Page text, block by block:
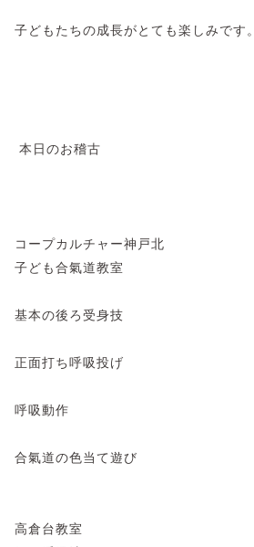
子どもたちの成長がとても楽しみです。
本日のお稽古
コープカルチャー神戸北
子ども合氣道教室
基本の後ろ受身技
正面打ち呼吸投げ
呼吸動作
合氣道の色当て遊び
高倉台教室